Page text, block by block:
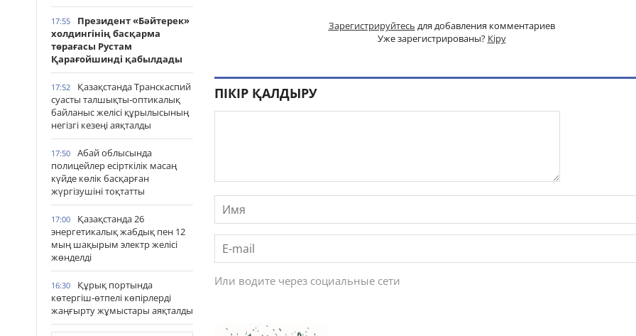
17:55
Президент «Бәйтерек»
холдингінің басқарма
төрағасы Рустам
Қарағойшинді қабылдады
17:52
Қазақстанда Транскаспий
суасты талшықты-оптикалық
байланыс желісі құрылысының
негізгі кезеңі аяқталды
17:50
Абай облысында
полицейлер есірткілік масаң
күйде көлік басқарған
жүргізушіні тоқтатты
17:00
Қазақстанда 26
энергетикалық жабдық пен 12
мың шақырым электр желісі
жөнделді
16:30
Құрық портында
көтергіш-өтпелі көпірлерді
жаңғырту жұмыстары аяқталды
Зарегистрируйтесь для добавления комментариев
Уже зарегистрированы? Кіру
ПІКІР ҚАЛДЫРУ
Или водите через социальные сети